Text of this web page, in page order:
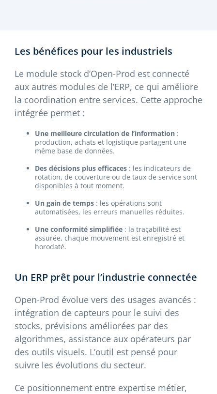
Les bénéfices pour les industriels
Le module stock d’Open-Prod est connecté
aux autres modules de l’ERP, ce qui améliore
la coordination entre services. Cette approche
intégrée permet :
Une meilleure circulation de l’information :
production, achats et logistique partagent une
même base de données.
Des décisions plus efficaces : les indicateurs de
rotation, de couverture ou de taux de service sont
disponibles à tout moment.
Un gain de temps : les opérations sont
automatisées, les erreurs manuelles réduites.
Une conformité simplifiée : la traçabilité est
assurée, chaque mouvement est enregistré et
horodaté.
Un ERP prêt pour l’industrie connectée
Open-Prod évolue vers des usages avancés :
intégration de capteurs pour le suivi des
stocks, prévisions améliorées par des
algorithmes, assistance aux opérateurs par
des outils visuels. L’outil est pensé pour
suivre les évolutions du secteur.
Ce positionnement entre expertise métier,